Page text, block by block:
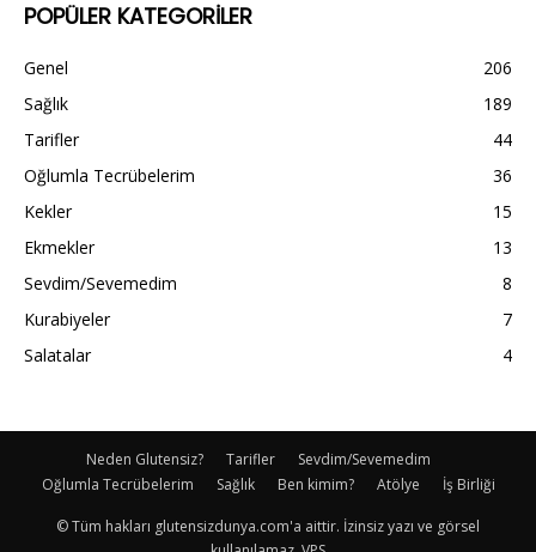
POPÜLER KATEGORİLER
Genel
206
Sağlık
189
Tarifler
44
Oğlumla Tecrübelerim
36
Kekler
15
Ekmekler
13
Sevdim/Sevemedim
8
Kurabiyeler
7
Salatalar
4
Neden Glutensiz? Tarifler
Sevdim/Sevemedim
Oğlumla Tecrübelerim
Sağlık Ben kimim? Atölye İş Birliği
© Tüm hakları glutensizdunya.com'a aittir. İzinsiz yazı ve görsel